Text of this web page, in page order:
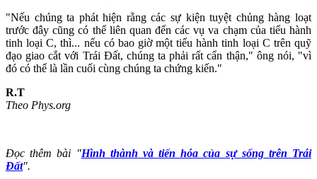
"Nếu chúng ta phát hiện rằng các sự kiện tuyệt chủng hàng loạt
trước đây cũng có thể liên quan đến các vụ va chạm của tiểu hành
tinh loại C, thì... nếu có bao giờ một tiểu hành tinh loại C trên quỹ
đạo giao cắt với Trái Đất, chúng ta phải rất cẩn thận," ông nói, "vì
đó có thể là lần cuối cùng chúng ta chứng kiến."
R.T
Theo Phys.org
Đọc thêm bài "Hình thành và tiến hóa của sự sống trên Trái
Đất".